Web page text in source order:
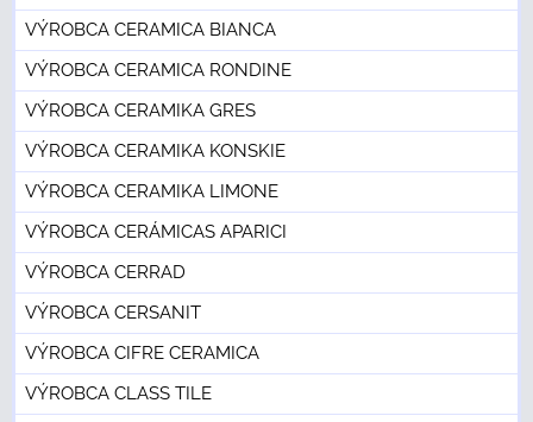
VÝROBCA CERAMICA BIANCA
VÝROBCA CERAMICA RONDINE
VÝROBCA CERAMIKA GRES
VÝROBCA CERAMIKA KONSKIE
VÝROBCA CERAMIKA LIMONE
VÝROBCA CERÁMICAS APARICI
VÝROBCA CERRAD
VÝROBCA CERSANIT
VÝROBCA CIFRE CERAMICA
VÝROBCA CLASS TILE